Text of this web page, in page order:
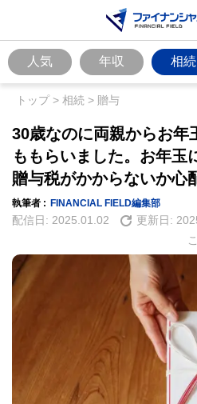
人気 年収 相続
トップ> 相続 > 贈与
30歳なのに両親からお年
ももらいました。お年玉
贈与税がかからないか心
執筆者 : FINANCIAL FIELD編集部
配信日: 2025.01.02 更新日: